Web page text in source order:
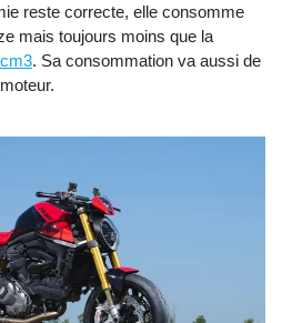
reste correcte, elle consomme
mais toujours moins que la
. Sa consommation va aussi de